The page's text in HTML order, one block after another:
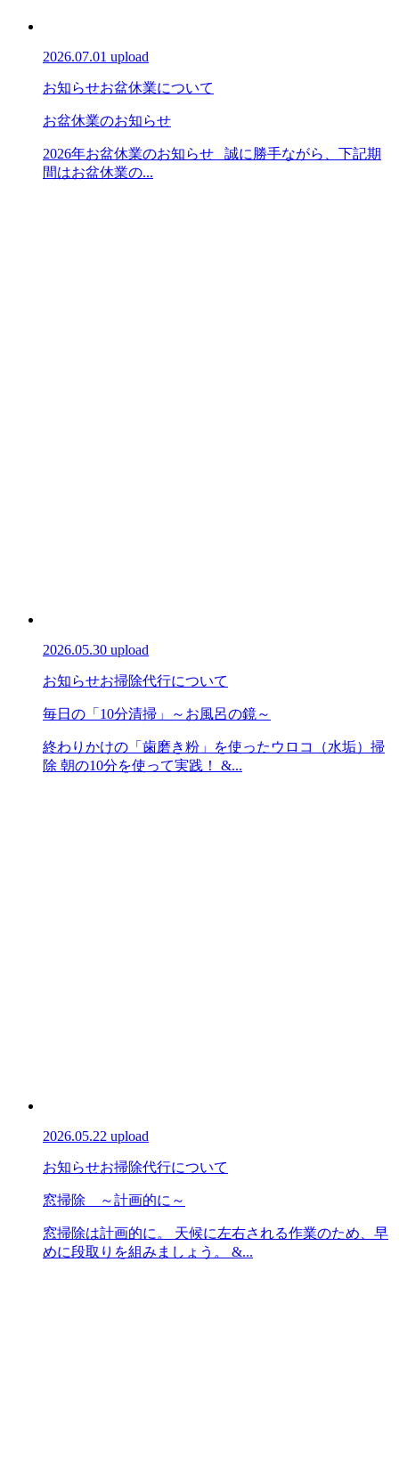
2026.07.01 upload
お知らせお盆休業について
お盆休業のお知らせ
2026年お盆休業のお知らせ 誠に勝手ながら、下記期
間はお盆休業の...
2026.05.30 upload
お知らせお掃除代行について
毎日の「10分清掃」～お風呂の鏡～
終わりかけの「歯磨き粉」を使ったウロコ（水垢）掃
除 朝の10分を使って実践！ &...
2026.05.22 upload
お知らせお掃除代行について
窓掃除 ～計画的に～
窓掃除は計画的に。 天候に左右される作業のため、早
めに段取りを組みましょう。 &...